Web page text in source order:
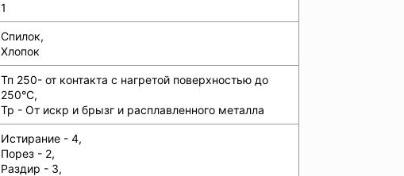
1
Спилок,
Хлопок
Тп 250- от контакта с нагретой поверхностью до
250°C,
Тр - От искр и брызг и расплавленного металла
Истирание - 4,
Порез - 2,
Раздир - 3,